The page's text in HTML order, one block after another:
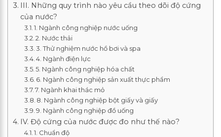
III. Những quy trình nào yêu cầu theo dõi độ cứng
của nước?
1. Ngành công nghiệp nước uống
2. Nước thải
3. Thử nghiệm nước hồ bơi và spa
4. Ngành điện lực
5. Ngành công nghiệp hóa chất
6. Ngành công nghiệp sản xuất thực phẩm
7. Ngành khai thác mỏ
8. Ngành công nghiệp bột giấy và giấy
9. Ngành công nghiệp đồ uống
IV. Độ cứng của nước được đo như thế nào?
1. Chuẩn độ